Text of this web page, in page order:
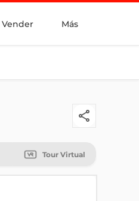
Vender Más
Tour Virtual